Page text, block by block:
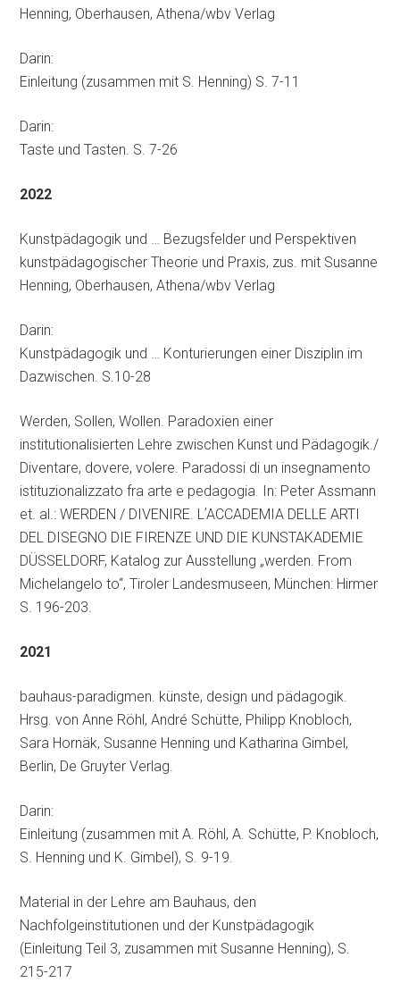
Henning, Oberhausen, Athena/wbv Verlag
Darin:
Einleitung (zusammen mit S. Henning) S. 7-11
Darin:
Taste und Tasten. S. 7-26
2022
Kunstpädagogik und … Bezugsfelder und Perspektiven
kunstpädagogischer Theorie und Praxis, zus. mit Susanne
Henning, Oberhausen, Athena/wbv Verlag
Darin:
Kunstpädagogik und … Konturierungen einer Disziplin im
Dazwischen. S.10-28
Werden, Sollen, Wollen. Paradoxien einer
institutionalisierten Lehre zwischen Kunst und Pädagogik./
Diventare, dovere, volere. Paradossi di un insegnamento
istituzionalizzato fra arte e pedagogia. In: Peter Assmann
et. al.: WERDEN / DIVENIRE. LʼACCADEMIA DELLE ARTI
DEL DISEGNO DIE FIRENZE UND DIE KUNSTAKADEMIE
DÜSSELDORF, Katalog zur Ausstellung „werden. From
Michelangelo to“, Tiroler Landesmuseen, München: Hirmer
S. 196-203.
2021
bauhaus-paradigmen. künste, design und pädagogik.
Hrsg. von Anne Röhl, André Schütte, Philipp Knobloch,
Sara Hornäk, Susanne Henning und Katharina Gimbel,
Berlin, De Gruyter Verlag.
Darin:
Einleitung (zusammen mit A. Röhl, A. Schütte, P. Knobloch,
S. Henning und K. Gimbel), S. 9-19.
Material in der Lehre am Bauhaus, den
Nachfolgeinstitutionen und der Kunstpädagogik
(Einleitung Teil 3, zusammen mit Susanne Henning), S.
215-217